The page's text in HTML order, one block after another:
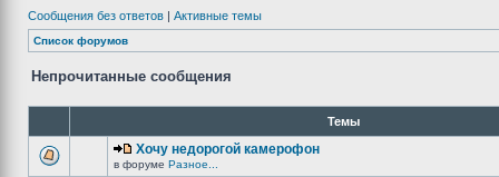
Сообщения без ответов | Активные темы
Список форумов
Непрочитанные сообщения
Темы
Хочу недорогой камерофон
в форуме Разное...